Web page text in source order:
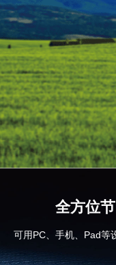
全方位
可用PC、手机、Pad等